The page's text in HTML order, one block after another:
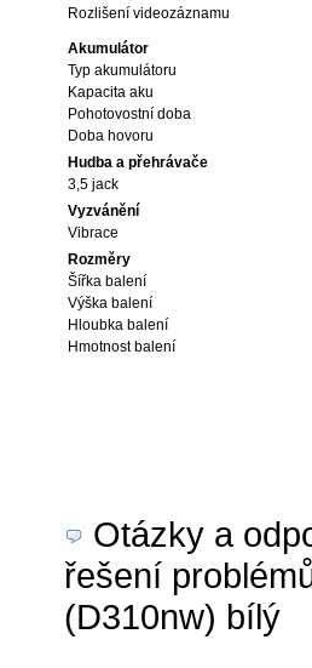
Rozlišení videozáznamu
Akumulátor
Typ akumulátoru
Kapacita aku
Pohotovostní doba
Doba hovoru
Hudba a přehrávače
3,5 jack
Vyzvánění
Vibrace
Rozměry
Šířka balení
Výška balení
Hloubka balení
Hmotnost balení
Otázky a
řešení
(D310nw) bílý